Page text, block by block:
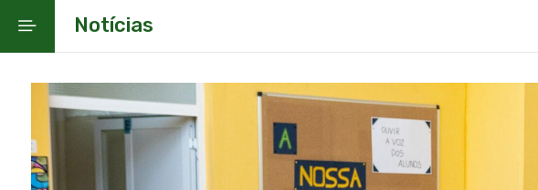
Educação do Município da Moita
Agrupamentos de Escolas
Notícias